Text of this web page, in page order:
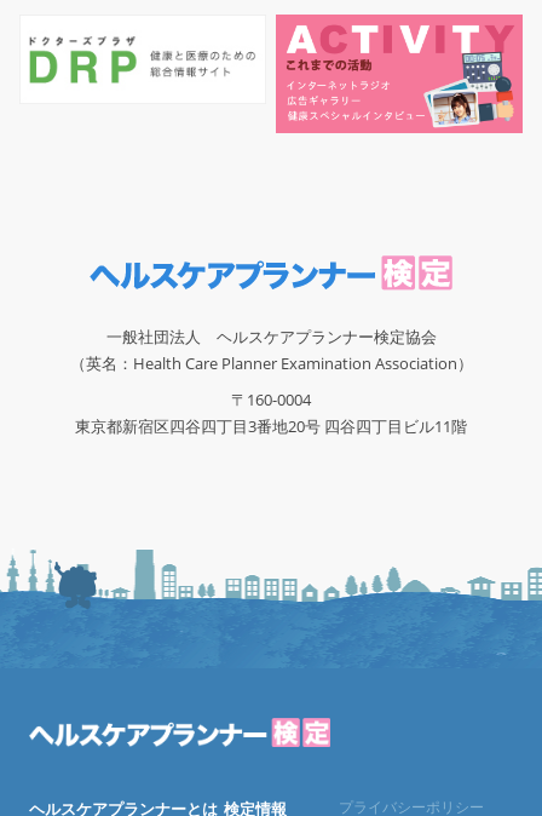
一般社団法人 ヘルスケアプランナー検定協会
（英名：Health Care Planner Examination Association）
〒160-0004
東京都新宿区四谷四丁目3番地20号 四谷四丁目ビル11階
ヘルスケアプランナーとは 検定情報 プライバシーポリシー